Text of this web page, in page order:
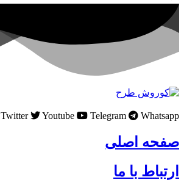
Twitter Youtube Telegram Whatsapp
صفحه اصلی
ارتباط با ما